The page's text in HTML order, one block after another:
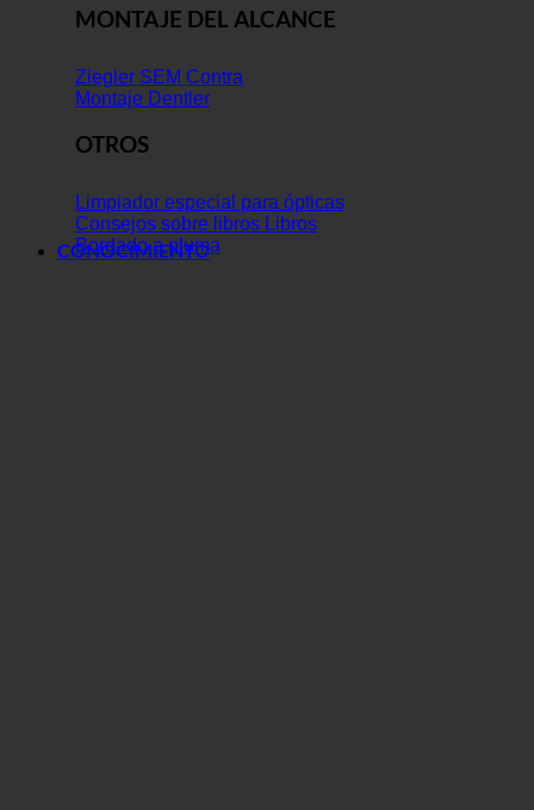
MONTAJE DEL ALCANCE
Ziegler SEM Contra
Montaje Dentler
OTROS
Limpiador especial para ópticas
Consejos sobre libros Libros
Bordado a pluma
CONOCIMIENTO